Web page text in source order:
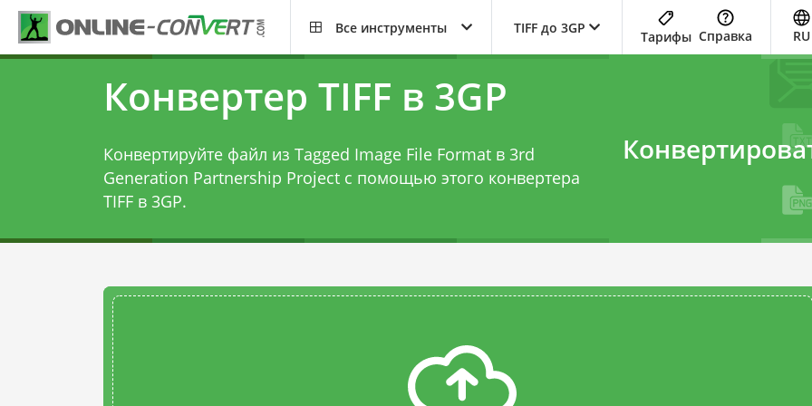
Все инструменты TIFF до 3GP
Тарифы Справка RU
Конвертер TIFF в 3GP
Конвертируйте файл из Tagged Image File Format в 3rd
Generation Partnership Project с помощью этого конвертера
TIFF в 3GP.